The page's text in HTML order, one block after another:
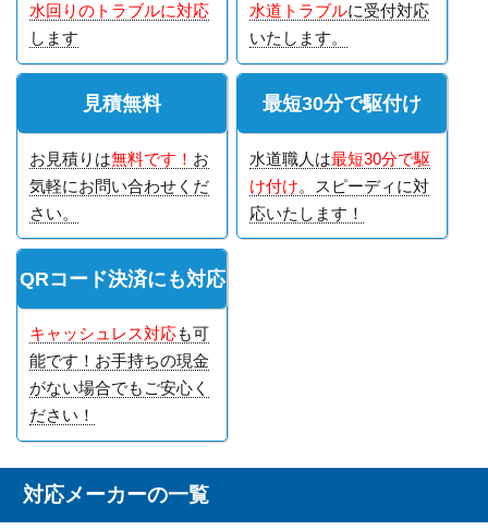
水回りのトラブルに対応
します
水道トラブルに受付対応
いたします。
見積無料
お見積りは無料です！ お
気軽にお問い合わせくだ
さい。
最短30分で駆付け
水道職人は最短30分で駆
け付け。スピーディに対
応いたします！
QRコード決済にも対応
キャッシュレス対応も可
能です！お手持ちの現金
がない場合でもご安心く
ださい！
対応メーカーの一覧